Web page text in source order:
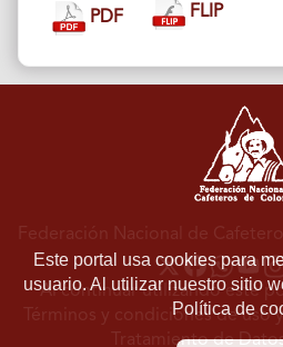
PDF FLIP
Este portal usa cookies para
usuario. Al utilizar nuestro sitio
Política de
Federación Nacional de
Al continuar utilizando este
Términos y condiciones de uso
Tratamiento de